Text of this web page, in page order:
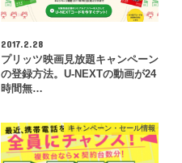
2017.2.28
プリッツ映画見放題キャンペーン
の登録方法。U-NEXTの動画が24
時間無…
キャンペーン・セール情報